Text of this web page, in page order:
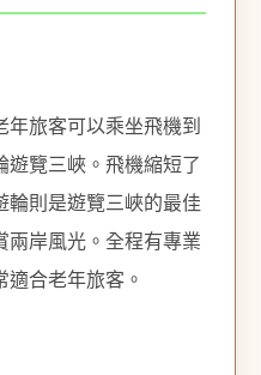
旅客可以乘坐飛機到
遊覽三峽。飛機縮短了
輪則是遊覽三峽的最佳
兩岸風光。全程有專業
適合老年旅客。